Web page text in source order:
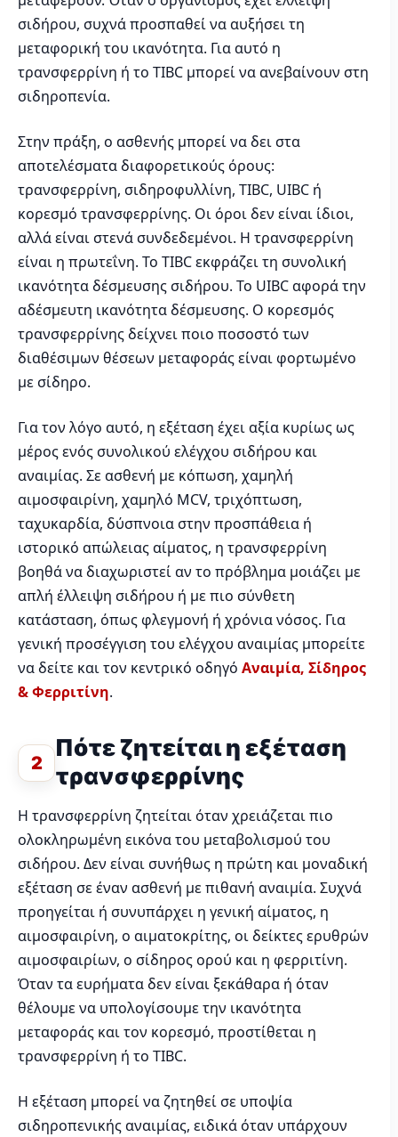
σιδήρου, συχνά προσπαθεί να αυξήσει τη
μεταφορική του ικανότητα. Για αυτό η
τρανσφερρίνη ή το TIBC μπορεί να ανεβαίνουν στη
σιδηροπενία.
Στην πράξη, ο ασθενής μπορεί να δει στα
αποτελέσματα διαφορετικούς όρους:
τρανσφερρίνη, σιδηροφυλλίνη, TIBC, UIBC ή
κορεσμό τρανσφερρίνης. Οι όροι δεν είναι ίδιοι,
αλλά είναι στενά συνδεδεμένοι. Η τρανσφερρίνη
είναι η πρωτεΐνη. Το TIBC εκφράζει τη συνολική
ικανότητα δέσμευσης σιδήρου. Το UIBC αφορά την
αδέσμευτη ικανότητα δέσμευσης. Ο κορεσμός
τρανσφερρίνης δείχνει ποιο ποσοστό των
διαθέσιμων θέσεων μεταφοράς είναι φορτωμένο
με σίδηρο.
Για τον λόγο αυτό, η εξέταση έχει αξία κυρίως ως
μέρος ενός συνολικού ελέγχου σιδήρου και
αναιμίας. Σε ασθενή με κόπωση, χαμηλή
αιμοσφαιρίνη, χαμηλό MCV, τριχόπτωση,
ταχυκαρδία, δύσπνοια στην προσπάθεια ή
ιστορικό απώλειας αίματος, η τρανσφερρίνη
βοηθά να διαχωριστεί αν το πρόβλημα μοιάζει με
απλή έλλειψη σιδήρου ή με πιο σύνθετη
κατάσταση, όπως φλεγμονή ή χρόνια νόσος. Για
γενική προσέγγιση του ελέγχου αναιμίας μπορείτε
να δείτε και τον κεντρικό οδηγό Αναιμία, Σίδηρος
& Φερριτίνη.
2
Πότε ζητείται η εξέταση
τρανσφερρίνης
Η τρανσφερρίνη ζητείται όταν χρειάζεται πιο
ολοκληρωμένη εικόνα του μεταβολισμού του
σιδήρου. Δεν είναι συνήθως η πρώτη και μοναδική
εξέταση σε έναν ασθενή με πιθανή αναιμία. Συχνά
προηγείται ή συνυπάρχει η γενική αίματος, η
αιμοσφαιρίνη, ο αιματοκρίτης, οι δείκτες ερυθρών
αιμοσφαιρίων, ο σίδηρος ορού και η φερριτίνη.
Όταν τα ευρήματα δεν είναι ξεκάθαρα ή όταν
θέλουμε να υπολογίσουμε την ικανότητα
μεταφοράς και τον κορεσμό, προστίθεται η
τρανσφερρίνη ή το TIBC.
Η εξέταση μπορεί να ζητηθεί σε υποψία
σιδηροπενικής αναιμίας, ειδικά όταν υπάρχουν